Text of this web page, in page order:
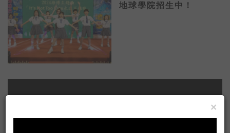
地球學院招生中！
×